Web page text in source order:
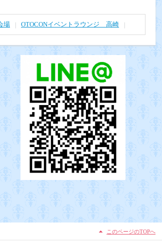
場 OTOCONイベントラウンジ 高崎
このページのTOPへ